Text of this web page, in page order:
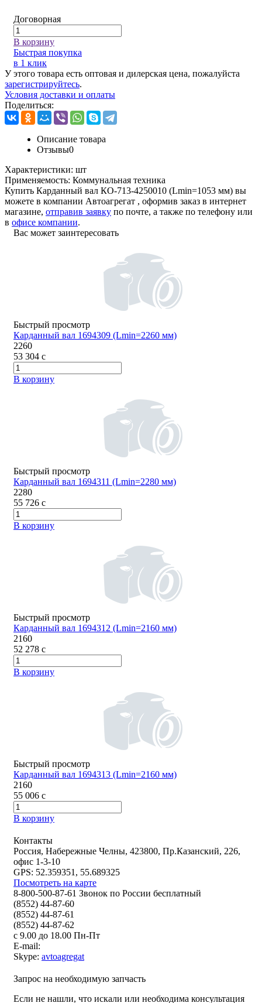
Договорная
В корзину
Быстрая покупка
в 1 клик
У этого товара есть оптовая и дилерская цена, пожалуйста
зарегистрируйтесь.
Условия доставки и оплаты
Поделиться:
Описание товара
Отзывы0
Характеристики: шт
Применяемость: Коммунальная техника
Купить Карданный вал КО-713-4250010 (Lmin=1053 мм) вы
можете в компании Автоагрегат , оформив заказ в интернет
магазине, отправив заявку по почте, а также по телефону или
в офисе компании.
Вас может заинтересовать
Быстрый просмотр
Карданный вал 1694309 (Lmin=2260 мм)
2260
53 304 c
В корзину
Быстрый просмотр
Карданный вал 1694311 (Lmin=2280 мм)
2280
55 726 c
В корзину
Быстрый просмотр
Карданный вал 1694312 (Lmin=2160 мм)
2160
52 278 c
В корзину
Быстрый просмотр
Карданный вал 1694313 (Lmin=2160 мм)
2160
55 006 c
В корзину
Контакты
Россия, Набережные Челны, 423800, Пр.Казанский, 226,
офис 1-3-10
GPS: 52.359351, 55.689325
Посмотреть на карте
8-800-500-87-61 Звонок по России бесплатный
(8552) 44-87-60
(8552) 44-87-61
(8552) 44-87-62
с 9.00 до 18.00 Пн-Пт
E-mail:
Skype: avtoagregat
Запрос на необходимую запчасть
Если не нашли, что искали или необходима консультация